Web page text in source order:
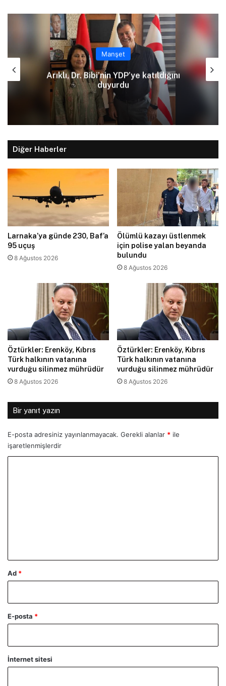
Manşet
Kızılbaş Parkı önünde
çalışması: Şht. Ecvet Yusuf
trafiğe kapatılacak
Diğer Haberler
Larnaka’ya günde 230, Baf’a
95 uçuş
8 Ağustos 2026
Ölümlü kazayı üstlenmek
için polise yalan beyanda
bulundu
8 Ağustos 2026
Öztürkler: Erenköy, Kıbrıs
Türk halkının vatanına
vurduğu silinmez mührüdür
8 Ağustos 2026
Öztürkler: Erenköy, Kıbrıs
Türk halkının vatanına
vurduğu silinmez mührüdür
8 Ağustos 2026
Bir yanıt yazın
E-posta adresiniz yayınlanmayacak. Gerekli alanlar * ile
işaretlenmişlerdir
Ad *
E-posta *
İnternet sitesi